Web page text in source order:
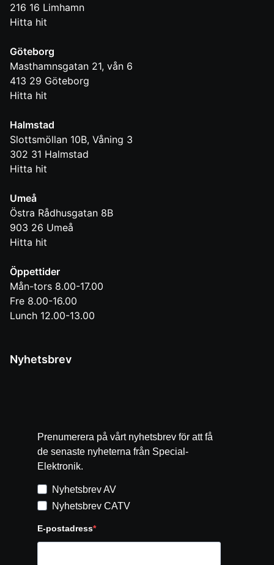
216 16 Limhamn
Hitta hit
Göteborg
Masthamnsgatan 21, vån 6
413 29 Göteborg
Hitta hit
Halmstad
Slottsmöllan 10B, Våning 3
302 31 Halmstad
Hitta hit
Umeå
Östra Rådhusgatan 8B
903 26 Umeå
Hitta hit
Öppettider
Mån-tors 8.00-17.00
Fre 8.00-16.00
Lunch 12.00-13.00
Nyhetsbrev